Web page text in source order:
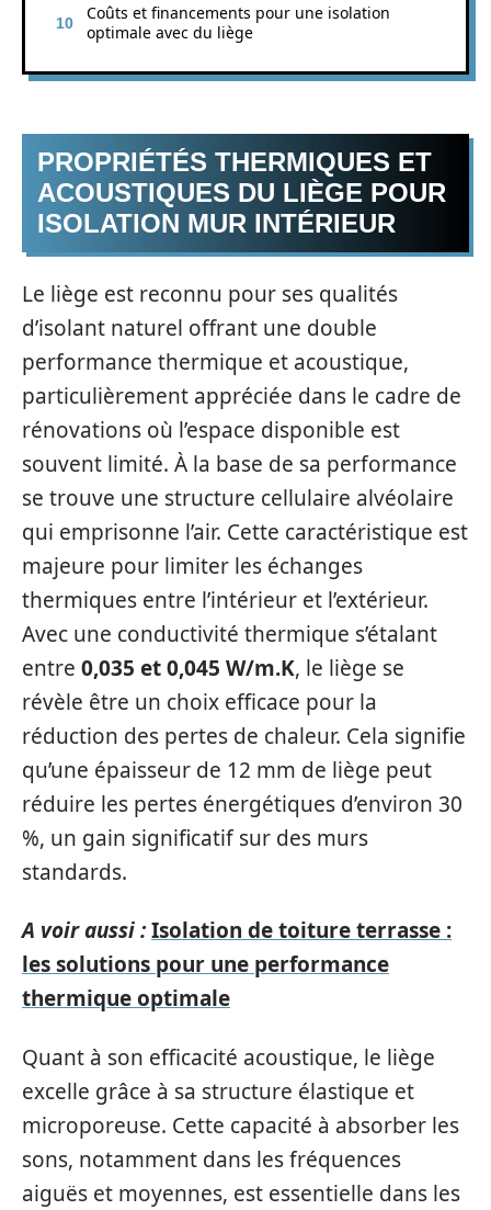
Coûts et financements pour une isolation
optimale avec du liège
PROPRIÉTÉS THERMIQUES ET
ACOUSTIQUES DU LIÈGE POUR
ISOLATION MUR INTÉRIEUR
Le liège est reconnu pour ses qualités
d’isolant naturel offrant une double
performance thermique et acoustique,
particulièrement appréciée dans le cadre de
rénovations où l’espace disponible est
souvent limité. À la base de sa performance
se trouve une structure cellulaire alvéolaire
qui emprisonne l’air. Cette caractéristique est
majeure pour limiter les échanges
thermiques entre l’intérieur et l’extérieur.
Avec une conductivité thermique s’étalant
entre 0,035 et 0,045 W/m.K, le liège se
révèle être un choix efficace pour la
réduction des pertes de chaleur. Cela signifie
qu’une épaisseur de 12 mm de liège peut
réduire les pertes énergétiques d’environ 30
%, un gain significatif sur des murs
standards.
A voir aussi :Isolation de toiture terrasse :
les solutions pour une performance
thermique optimale
Quant à son efficacité acoustique, le liège
excelle grâce à sa structure élastique et
microporeuse. Cette capacité à absorber les
sons, notamment dans les fréquences
aiguës et moyennes, est essentielle dans les